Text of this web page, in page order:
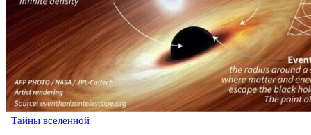
Тайны вселенной